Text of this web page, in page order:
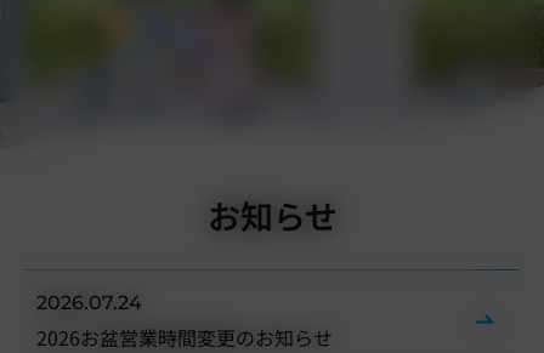
お知らせ
2026お盆営業時間変更のお知らせ
2026.07.24